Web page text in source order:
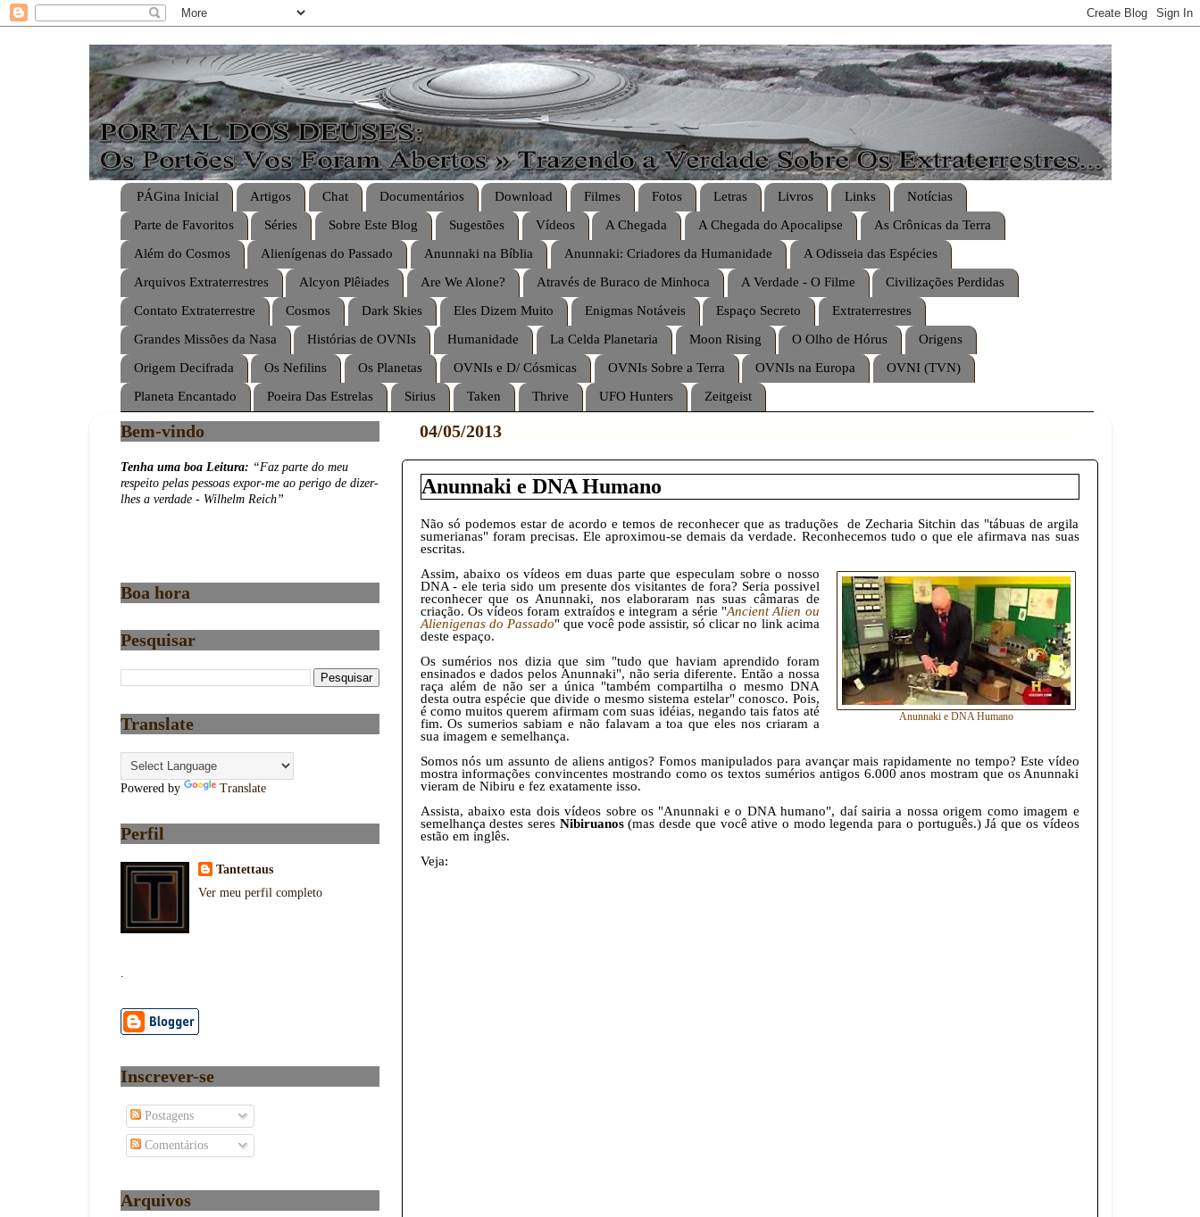
PÁGina Inicial Artigos Chat Documentários Download Filmes Fotos Letras Livros Links
Notícias
Parte de Favoritos
Séries Sobre Este Blog Sugestões Vídeos A Chegada A Chegada do Apocalipse
As Crônicas da Terra
Além do Cosmos
Alienígenas do Passado Anunnaki na Bíblia Anunnaki: Criadores da Humanidade
A Odisseia das Espécies
Arquivos Extraterrestres
Alcyon Plêiades Are We Alone? Através de Buraco de Minhoca A Verdade - O Filme
Civilizações Perdidas
Contato Extraterrestre
Cosmos Dark Skies Eles Dizem Muito Enigmas Notáveis Espaço Secreto
Extraterrestres
Grandes Missões da Nasa
Histórias de OVNIs Humanidade La Celda Planetaria Moon Rising O Olho de Hórus
Origens
Origem Decifrada
Os Nefilins Os Planetas OVNIs e D/ Cósmicas OVNIs Sobre a Terra OVNIs na Europa
OVNI (TVN)
Planeta Encantado
Poeira Das Estrelas Sirius Taken Thrive UFO Hunters Zeitgeist
04/05/2013
Anunnaki e DNA Humano
Não só podemos estar de acordo e temos de reconhecer que as traduções de Zecharia Sitchin das "tábuas de argila
sumerianas" foram precisas. Ele aproximou-se demais da verdade. Reconhecemos tudo o que ele afirmava nas suas
escritas.
Anunnaki e DNA Humano
Assim, abaixo os vídeos em duas parte que especulam sobre o nosso
DNA - ele teria sido um presente dos visitantes de fora? Seria possivel
reconhecer que os Anunnaki, nos elaboraram nas suas câmaras de
criação. Os vídeos foram extraídos e integram a série "Ancient Alien ou
Alienigenas do Passado" que você pode assistir, só clicar no link acima
deste espaço.
Os sumérios nos dizia que sim "tudo que haviam aprendido foram
ensinados e dados pelos Anunnaki", não seria diferente. Então a nossa
raça além de não ser a única "também compartilha o mesmo DNA
desta outra espécie que divide o mesmo sistema estelar" conosco. Pois,
é como muitos querem afirmam com suas idéias, negando tais fatos até
fim. Os sumerios sabiam e não falavam a toa que eles nos criaram a
sua imagem e semelhança.
Somos nós um assunto de aliens antigos? Fomos manipulados para avançar mais rapidamente no tempo? Este vídeo
mostra informações convincentes mostrando como os textos sumérios antigos 6.000 anos mostram que os Anunnaki
vieram de Nibiru e fez exatamente isso.
Assista, abaixo esta dois vídeos sobre os "Anunnaki e o DNA humano", daí sairia a nossa origem como imagem e
semelhança destes seres Nibiruanos(mas desde que você ative o modo legenda para o português.) Já que os vídeos
estão em inglês.
Veja:
Bem-vindo
Tenha uma boa Leitura: “Faz parte do meu
respeito pelas pessoas expor-me ao perigo de dizer-
lhes a verdade - Wilhelm Reich”
Boa hora
Pesquisar
Translate
Powered by Translate
Perfil
Tantettaus
Ver meu perfil completo
.
Inscrever-se
Postagens
Comentários
Arquivos